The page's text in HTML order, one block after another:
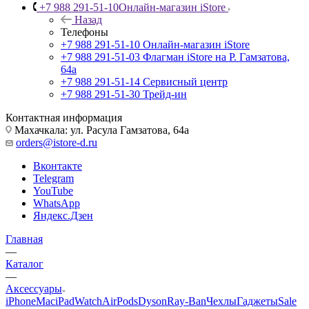
+7 988 291-51-10Онлайн-магазин iStore
Назад
Телефоны
+7 988 291-51-10 Онлайн-магазин iStore
+7 988 291-51-03 Флагман iStore на Р. Гамзатова,
64а
+7 988 291-51-14 Сервисный центр
+7 988 291-51-30 Трейд-ин
Контактная информация
Махачкала: ул. Расула Гамзатова, 64а
orders@istore-d.ru
Вконтакте
Telegram
YouTube
WhatsApp
Яндекс.Дзен
Главная
—
Каталог
—
Аксессуары
iPhoneMaciPadWatchAirPodsDysonRay-BanЧехлыГаджетыSale